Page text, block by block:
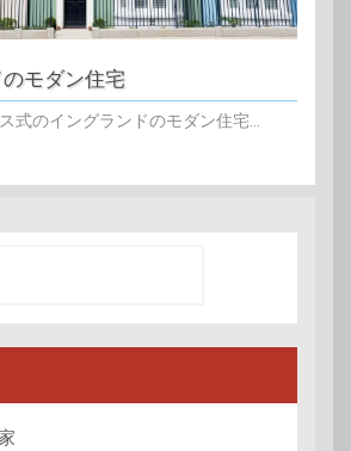
モダン住宅
式のイングランドのモダン住宅...
家